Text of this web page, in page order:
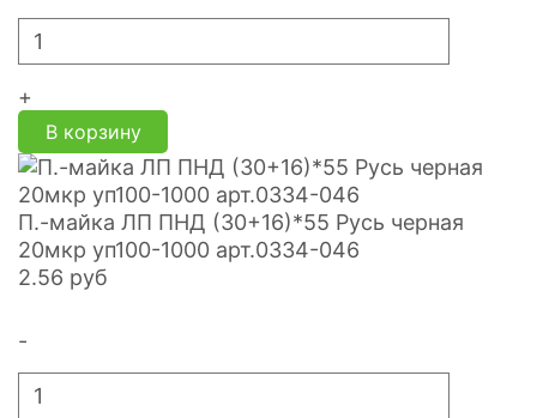
+
В корзину
П.-майка ЛП ПНД (30+16)*55 Русь черная
20мкр уп100-1000 арт.0334-046
2.56 руб
-